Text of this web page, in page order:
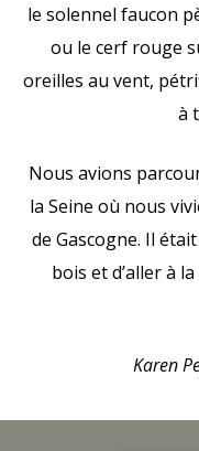
le solennel faucon
ou le cerf rouge
oreilles au vent,
à
Nous avions
la Seine où nous
de Gascogne. Il
bois et d’aller à
Karen